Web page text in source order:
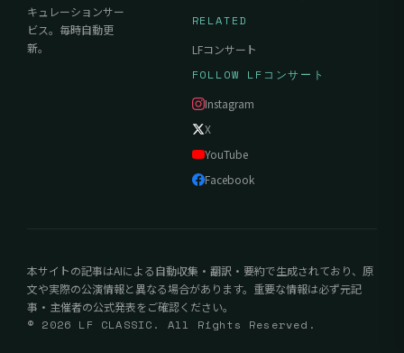
キュレーションサー
ビス。毎時自動更
新。
RELATED
LFコンサート
FOLLOW LFコンサート
Instagram
X
YouTube
Facebook
本サイトの記事はAIによる自動収集・翻訳・要約で生成されており、原
文や実際の公演情報と異なる場合があります。重要な情報は必ず元記
事・主催者の公式発表をご確認ください。
© 2026 LF CLASSIC. All Rights Reserved.